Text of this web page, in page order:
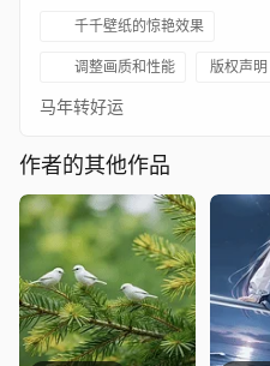
千千壁纸的惊艳效果
调整画质和性能 版权声明
马年转好运
作者的其他作品